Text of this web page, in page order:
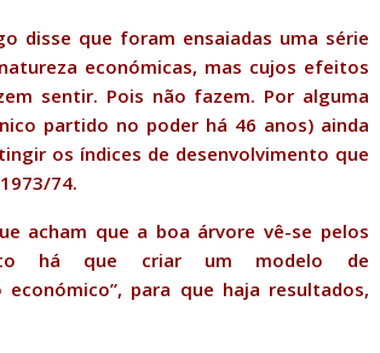
disse que foram ensaiadas uma série
económicas, mas cujos efeitos
sentir. Pois não fazem. Por alguma
partido no poder há 46 anos) ainda
os índices de desenvolvimento que
74.
acham que a boa árvore vê-se pelos
há que criar um modelo de
económico”, para que haja resultados,